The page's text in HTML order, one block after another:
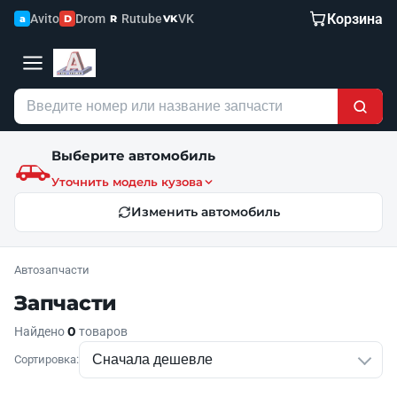
a Avito D Drom R RutubeVKVK Корзина
Выберите автомобиль
Уточнить модель кузова
Изменить автомобиль
Автозапчасти
Запчасти
Найдено0 товаров
Сортировка: